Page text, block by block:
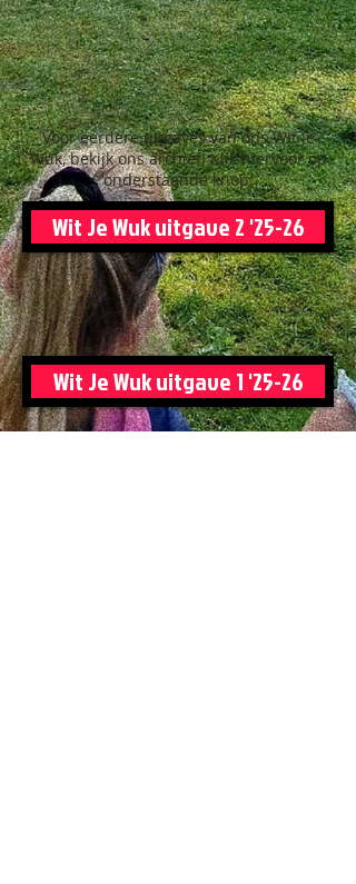
Voor eerdere uitgaves van ons Wit Je
Wuk, bekijk ons archief! Klik hiervoor op
onderstaande knop:
Wit Je Wuk uitgave 2 '25-26
Wit Je Wuk uitgave 1 '25-26